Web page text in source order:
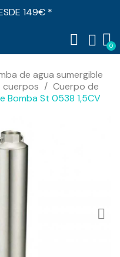
149€ *
de agua sumergible
cuerpos
Cuerpo de
Bomba St 0538 1,5CV